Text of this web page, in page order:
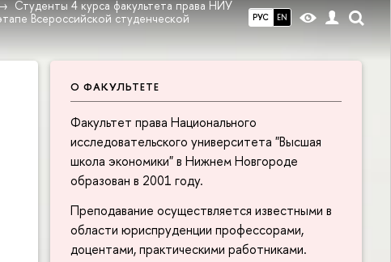
РУС EN
Студенты 4 курса факультета права НИУ
Всероссийской студенческой
О ФАКУЛЬТЕТЕ
Факультет права Национального
исследовательского университета "Высшая
школа экономики" в Нижнем Новгороде
образован в 2001 году.
Преподавание осуществляется известными в
области юриспруденции профессорами,
доцентами, практическими работниками.